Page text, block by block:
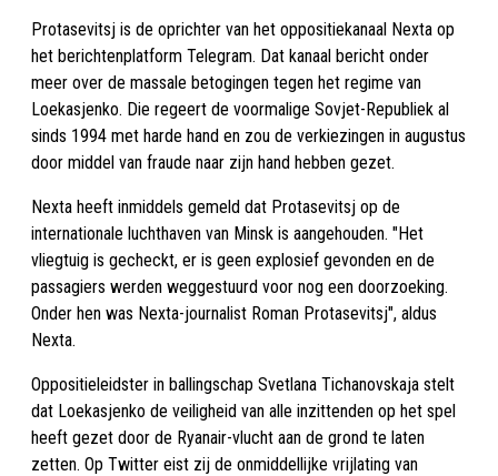
Protasevitsj is de oprichter van het oppositiekanaal Nexta op
het berichtenplatform Telegram. Dat kanaal bericht onder
meer over de massale betogingen tegen het regime van
Loekasjenko. Die regeert de voormalige Sovjet-Republiek al
sinds 1994 met harde hand en zou de verkiezingen in augustus
door middel van fraude naar zijn hand hebben gezet.
Nexta heeft inmiddels gemeld dat Protasevitsj op de
internationale luchthaven van Minsk is aangehouden. "Het
vliegtuig is gecheckt, er is geen explosief gevonden en de
passagiers werden weggestuurd voor nog een doorzoeking.
Onder hen was Nexta-journalist Roman Protasevitsj", aldus
Nexta.
Oppositieleidster in ballingschap Svetlana Tichanovskaja stelt
dat Loekasjenko de veiligheid van alle inzittenden op het spel
heeft gezet door de Ryanair-vlucht aan de grond te laten
zetten. Op Twitter eist zij de onmiddellijke vrijlating van